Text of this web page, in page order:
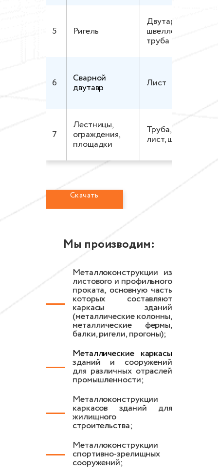
5 Ригель
Двутарв.,
швеллер, угол,
труба
6 Сварной
двутавр Лист
7
Лестницы,
ограждения,
площадки
Труба, угол,
лист, швеллер
Скачать
Мы производим:
Металлоконструкции из
листового и профильного
проката, основную часть
которых составляют
каркасы зданий
(металлические колонны,
металлические фермы,
балки, ригели, прогоны);
Металлические каркасы
зданий и сооружений
для различных отраслей
промышленности;
Металлоконструкции
каркасов зданий для
жилищного
строительства;
Металлоконструкции
спортивно-зрелищных
сооружений;